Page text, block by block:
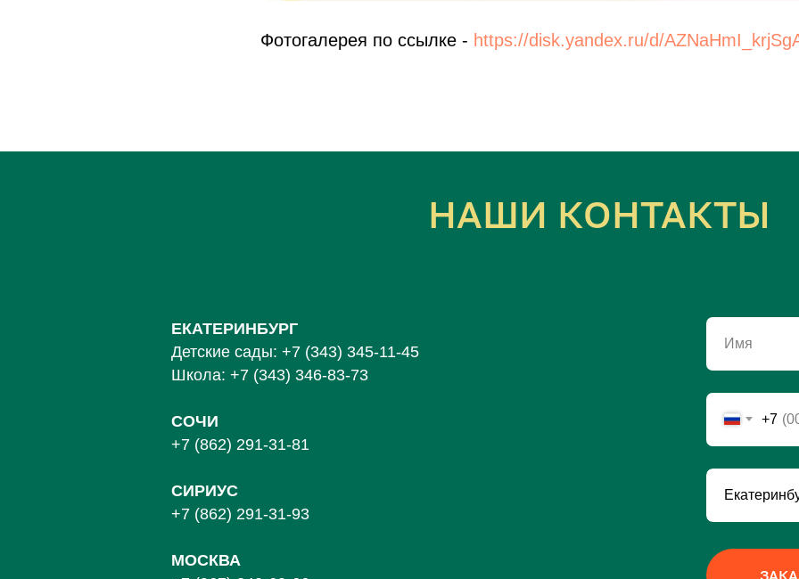
Фотогалерея по ссылке - https://disk.yandex.ru/d/
НАШИ КОНТАКТЫ
ЕКАТЕРИНБУРГ
Детские сады: +7 (343) 345-11-45
Школа: +7 (343) 346-83-73
СОЧИ
+7 (862) 291-31-81
СИРИУС
+7 (862) 291-31-93
МОСКВА
Имя
+7